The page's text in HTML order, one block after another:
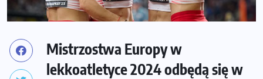
Mistrzostwa Europy w
lekkoatletyce 2024 odbędą się w